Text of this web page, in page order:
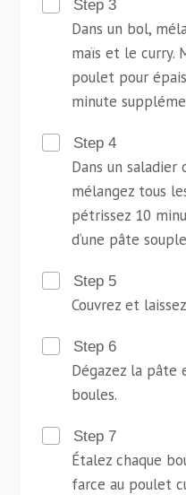
Step 3
Dans un bol,
maïs et le curry.
poulet pour
minute
Step 4
Dans un saladier
mélangez tous
pétrissez 10
d‘une pâte
Step 5
Couvrez et
Step 6
Dégazez la pâte
boules.
Step 7
Étalez chaque
farce au poulet